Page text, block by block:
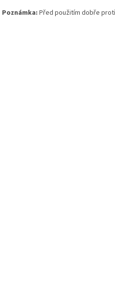
Poznámka: Před použitím dobře